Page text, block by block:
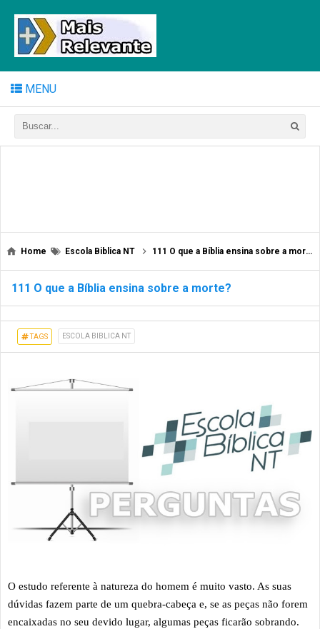
MENU
Home Escola Biblica NT 111 O que a Bíblia ensina sobre a morte?
111 O que a Bíblia ensina sobre a morte?
TAGS ESCOLA BIBLICA NT
O estudo referente à natureza do homem é muito vasto. As suas
dúvidas fazem parte de um quebra-cabeça e, se as peças não forem
encaixadas no seu devido lugar, algumas peças ficarão sobrando.